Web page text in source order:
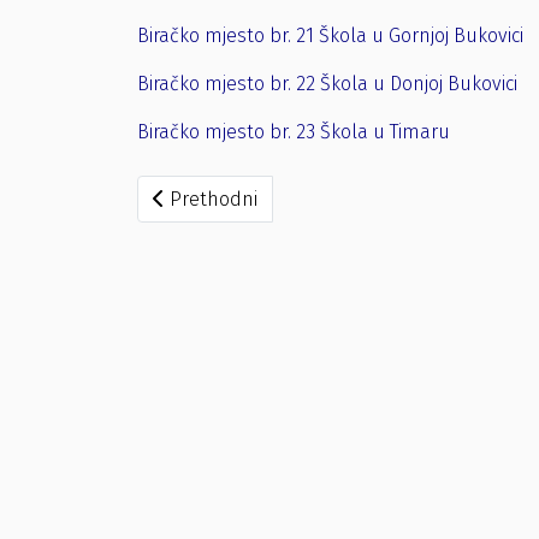
Biračko mjesto br. 21 Škola u Gornjoj Bukovici
Biračko mjesto br. 22 Škola u Donjoj Bukovici
Biračko mjesto br. 23 Škola u Timaru
Prethodni članak: Zaključak o određivanju
Prethodni